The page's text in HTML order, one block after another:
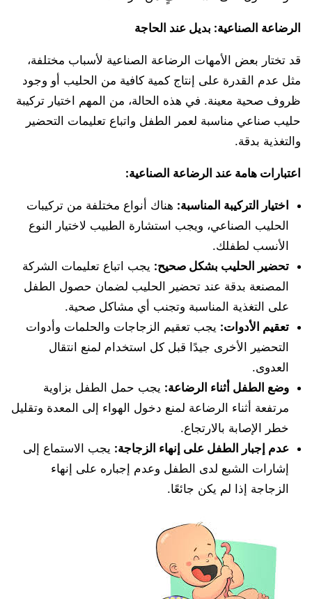
الرضاعة الصناعية: بديل عند الحاجة
قد تختار بعض الأمهات الرضاعة الصناعية لأسباب مختلفة،
مثل عدم القدرة على إنتاج كمية كافية من الحليب أو وجود
ظروف صحية معينة. في هذه الحالة، من المهم اختيار تركيبة
حليب صناعي مناسبة لعمر الطفل واتباع تعليمات التحضير
والتغذية بدقة.
اعتبارات هامة عند الرضاعة الصناعية:
اختيار التركيبة المناسبة: هناك أنواع مختلفة من تركيبات
الحليب الصناعي، ويجب استشارة الطبيب لاختيار النوع
الأنسب لطفلك.
تحضير الحليب بشكل صحيح: يجب اتباع تعليمات الشركة
المصنعة بدقة عند تحضير الحليب لضمان حصول الطفل
على التغذية المناسبة وتجنب أي مشاكل صحية.
تعقيم الأدوات: يجب تعقيم الزجاجات والحلمات وأدوات
التحضير الأخرى جيدًا قبل كل استخدام لمنع انتقال
العدوى.
وضع الطفل أثناء الرضاعة: يجب حمل الطفل بزاوية
مرتفعة أثناء الرضاعة لمنع دخول الهواء إلى المعدة وتقليل
خطر الإصابة بالارتجاع.
عدم إجبار الطفل على إنهاء الزجاجة: يجب الاستماع إلى
إشارات الشبع لدى الطفل وعدم إجباره على إنهاء
الزجاجة إذا لم يكن جائعًا.